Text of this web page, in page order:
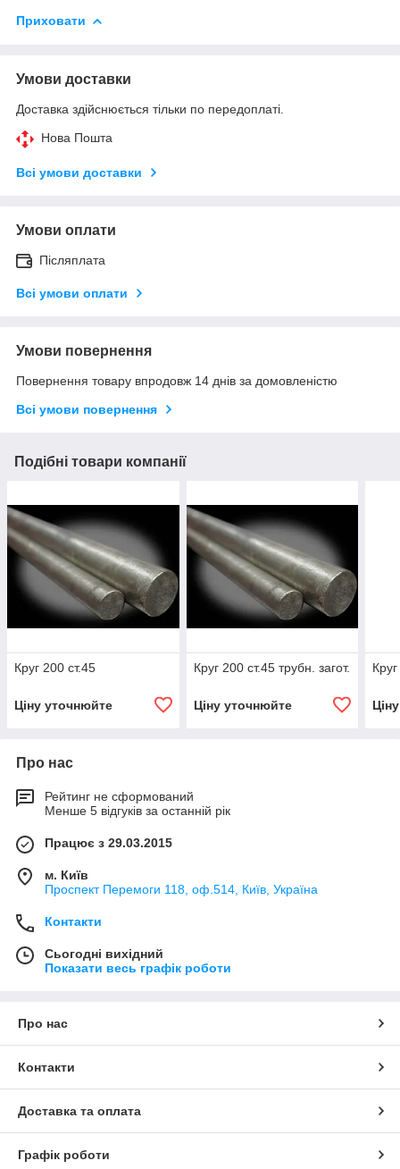
Приховати
Умови доставки
Доставка здійснюється тільки по передоплаті.
Нова Пошта
Всі умови доставки
Умови оплати
Післяплата
Всі умови оплати
Умови повернення
Повернення товару впродовж 14 днів за домовленістю
Всі умови повернення
Подібні товари компанії
Круг 200 ст.45
Ціну уточнюйте
Круг 200 ст.45 трубн. загот.
Ціну уточнюйте
Про нас
Рейтинг не сформований
Менше 5 відгуків за останній рік
Працює з 29.03.2015
м. Київ
Проспект Перемоги 118, оф.514, Київ, Україна
Контакти
Сьогодні вихідний
Показати весь графік роботи
Про нас
Контакти
Доставка та оплата
Графік роботи